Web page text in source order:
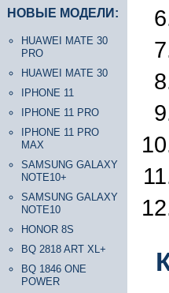
НОВЫЕ МОДЕЛИ:
HUAWEI MATE 30
PRO
HUAWEI MATE 30
IPHONE 11
IPHONE 11 PRO
IPHONE 11 PRO
MAX
SAMSUNG GALAXY
NOTE10+
SAMSUNG GALAXY
NOTE10
HONOR 8S
BQ 2818 ART XL+
BQ 1846 ONE
POWER